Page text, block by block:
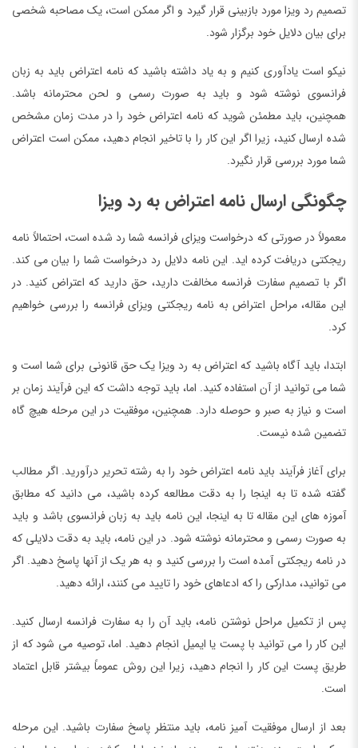
تصمیم رد ویزا مورد بازبینی قرار گیرد و اگر ممکن است، یک مصاحبه شخصی
برای بیان دلایل خود برگزار شود.
نیکو است یادآوری کنیم و به یاد داشته باشید که نامه اعتراض باید به زبان
فرانسوی نوشته شود و باید به صورت رسمی و لحن محترمانه باشد.
همچنین، باید مطمئن شوید که نامه اعتراض خود را در مدت زمان مشخص
شده ارسال کنید، زیرا اگر این کار را با تاخیر انجام دهید، ممکن است اعتراض
شما مورد بررسی قرار نگیرد.
چگونگی ارسال نامه اعتراض به رد ویزا
معمولاً در صورتی که درخواست ویزای فرانسه شما رد شده است، احتمالاً نامه
ریجکتی دریافت کرده اید. این نامه دلایل رد درخواست شما را بیان می کند.
اگر با تصمیم سفارت فرانسه مخالفت دارید، حق دارید که اعتراض کنید. در
این مقاله، مراحل اعتراض به نامه ریجکتی ویزای فرانسه را بررسی خواهیم
کرد.
ابتدا، باید آگاه باشید که اعتراض به رد ویزا یک حق قانونی برای شما است و
شما می توانید از آن استفاده کنید. اما، باید توجه داشت که این فرآیند زمان بر
است و نیاز به صبر و حوصله دارد. همچنین، موفقیت در این مرحله هیچ گاه
تضمین شده نیست.
برای آغاز فرآیند باید نامه اعتراض خود را به رشته تحریر درآورید. اگر مطالب
گفته شده تا به اینجا را به دقت مطالعه کرده باشید، می دانید که مطابق
آموزه های این مقاله تا به اینجا، این نامه باید به زبان فرانسوی باشد و باید
به صورت رسمی و محترمانه نوشته شود. در این نامه، باید به دقت دلایلی که
در نامه ریجکتی آمده است را بررسی کنید و به هر یک از آنها پاسخ دهید. اگر
می توانید، مدارکی را که ادعاهای خود را تایید می کنند، ارائه دهید.
پس از تکمیل مراحل نوشتن نامه، باید آن را به سفارت فرانسه ارسال کنید.
این کار را می توانید با پست یا ایمیل انجام دهید. اما، توصیه می شود که از
طریق پست این کار را انجام دهید، زیرا این روش عموماً بیشتر قابل اعتماد
است.
بعد از ارسال موفقیت آمیز نامه، باید منتظر پاسخ سفارت باشید. این مرحله